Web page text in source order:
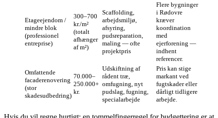
Etageejendom /
mindre blok
(professionel
entreprise)
300–700
kr./m²
(totalt
afhænger
af m²)
Scaffolding,
arbejdsmiljø,
afsyring,
pudsreparation,
maling — ofte
projektpris
Flere bygninger
i Rødovre
kræver
koordination
med
ejerforening —
indhent
referencer.
Omfattende
facaderenovering
(stor
skadesudbedring)
70.000–
250.000+
kr.
Udskiftning af
rådent træ,
omfugning, nyt
pudslag, fugning,
specialarbejde
Pris kan stige
markant ved
fugtskader eller
dårligt tidligere
arbejde.